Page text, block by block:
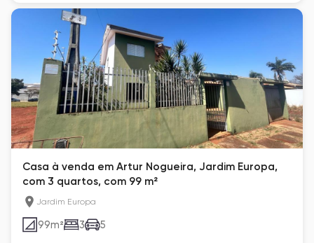
Casa à venda em Artur Nogueira, Jardim Europa,
com 3 quartos, com 99 m²
Jardim Europa
99m² 3 5